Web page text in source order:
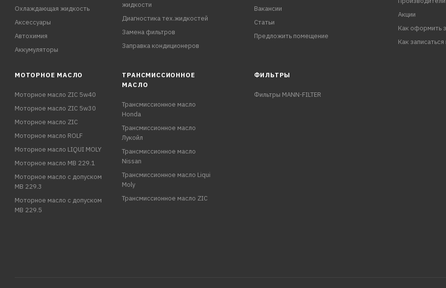
Охлаждающая жидкость
Аксессуары
Автохимия
Аккумуляторы
жидкости
Диагностика тех.жидкостей
Замена фильтров
Заправка кондиционеров
Вакансии
Статьи
Предложить помещение
Акции
Как оформить
Как
МОТОРНОЕ МАСЛО
Моторное масло ZIC 5w40
Моторное масло ZIC 5w30
Моторное масло ZIC
Моторное масло ROLF
Моторное масло LIQUI MOLY
Моторное масло MB 229.1
Моторное масло с допуском
MB 229.3
Моторное масло с допуском
MB 229.5
ТРАНСМИССИОННОЕ
МАСЛО
Трансмиссионное масло
Honda
Трансмиссионное масло
Лукойл
Трансмиссионное масло
Nissan
Трансмиссионное масло Liqui
Moly
Трансмиссионное масло ZIC
ФИЛЬТРЫ
Фильтры MANN-FILTER